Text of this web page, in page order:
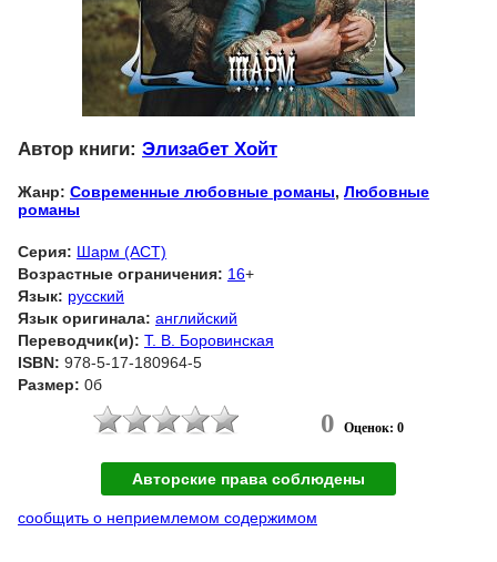
Автор книги: Элизабет Хойт
Жанр: Современные любовные романы, Любовные
романы
Серия: Шарм (АСТ)
Возрастные ограничения: 16+
Язык: русский
Язык оригинала: английский
Переводчик(и): Т. В. Боровинская
ISBN: 978-5-17-180964-5
Размер: 0б
0 Оценок: 0
Авторские права соблюдены
сообщить о неприемлемом содержимом